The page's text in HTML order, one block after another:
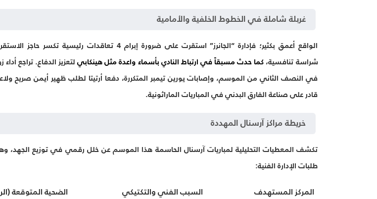
غربلة شاملة في الخطوط الخلفية والأمامية
الواقع أعمق بكثير؛ فإدارة “الجانرز” استقرت على ضرورة إبرام 4 تعاقدات رئيسية تكسر
شراسة تنافسية، كما حدث مسبقاً في ارتباط النادي بأسماء واعدة مثل هينكابيلتعزيز الدفاع. تراجع أداء
في النصف الثاني من الموسم، وإصابات يورين تيمبر المتكررة، دفعا أرتيتا لطلب ظهير أيمن صريح
قادر على صناعة الفارق البدني في المباريات الماراثونية.
خريطة مراكز آرسنال المهددة
تكشف المعطيات التحليلية لمباريات آرسنال الحاسمة هذا الموسم عن خلل رقمي في توزيع الجهد،
طلبات الإدارة الفنية:
المركز المستهدف السبب الفني والتكتيكي الضحية المتوقعة